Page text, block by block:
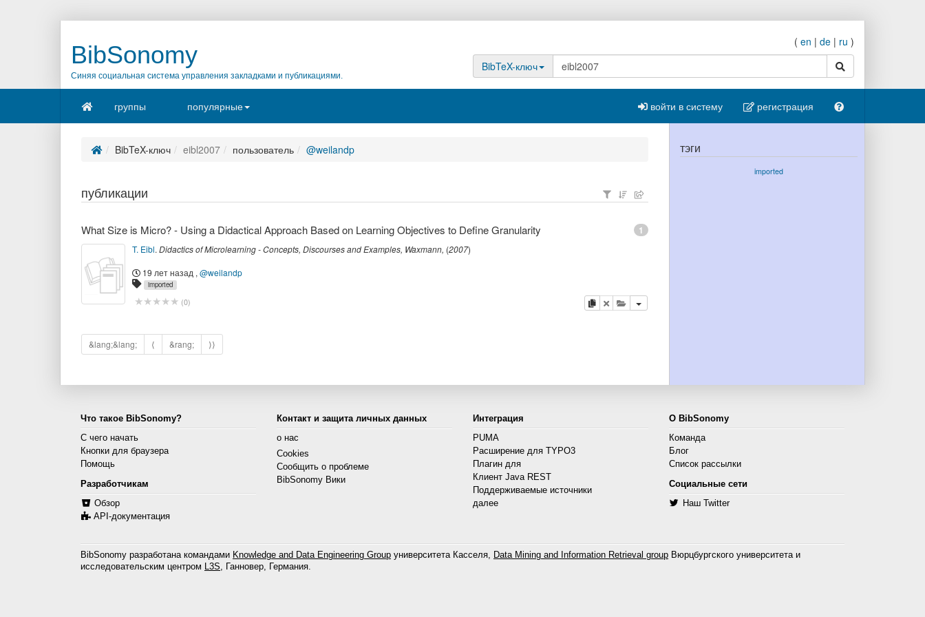
BibSonomy
Синяя социальная система управления закладками и публикациями.
( en | de | ru )
BibTeX-ключ
поиск
группы популярные войти в систему регистрация
BibTeX-ключ eibl2007 пользователь @weilandp
публикации
1
What Size is Micro? - Using a Didactical Approach Based on Learning Objectives to Define Granularity
T. Eibl. Didactics of Microlearning - Concepts, Discourses and Examples, Waxmann, (2007)
19 лет назад , @weilandp
imported
(0) копировать
удалитьдобавить публикацию в буфер
&lang;&lang; ⟨ &rang; ⟩⟩
тэги
imported
Что такое BibSonomy?
С чего начать
Кнопки для браузера
Помощь
Разработчикам
Обзор
API-документация
Контакт и защита личных данных
о нас
Cookies
Сообщить о проблеме
BibSonomy Вики
Интеграция
PUMA
Расширение для TYPO3
Плагин для
Клиент Java REST
Поддерживаемые источники
далее
О BibSonomy
Команда
Блог
Список рассылки
Социальные сети
Наш Twitter
BibSonomy разработана командами Knowledge and Data Engineering Group университета Касселя, Data Mining and Information Retrieval group Вюрцбургского университета и
исследовательским центром L3S, Ганновер, Германия.